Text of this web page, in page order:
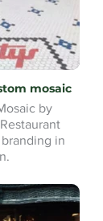
mosaic
by
in